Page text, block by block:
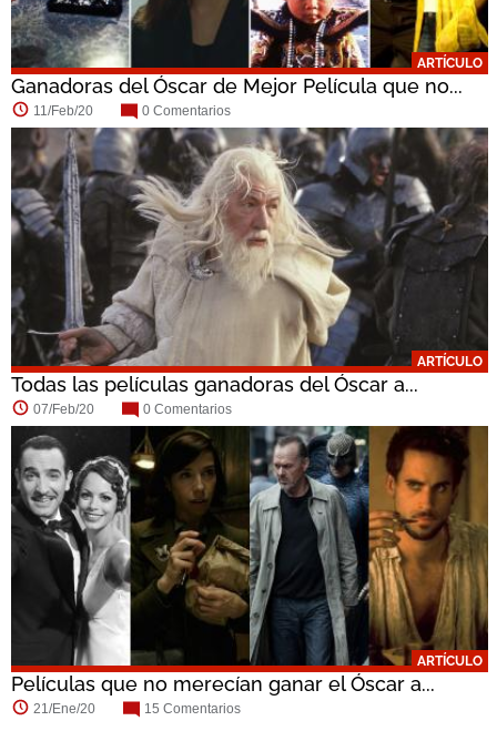
ARTÍCULO
Ganadoras del Óscar de Mejor Película que no...
11/Feb/20 0 Comentarios
ARTÍCULO
Todas las películas ganadoras del Óscar a...
07/Feb/20 0 Comentarios
ARTÍCULO
Películas que no merecían ganar el Óscar a...
21/Ene/20 15 Comentarios